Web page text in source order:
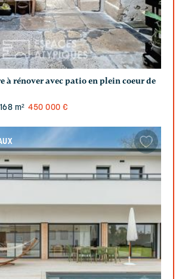
à rénover avec patio en plein coeur de
168 m² 450 000 €